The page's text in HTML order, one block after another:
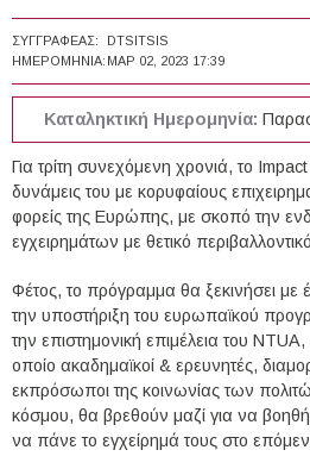
ΣΥΓΓΡΑΦΈΑΣ:
DTSITSIS
ΗΜΕΡΟΜΗΝΊΑ: ΜΑΡ 02, 2023 17:39
Καταληκτική Ημερομηνία:
Για τρίτη συνεχόμενη χρονιά, το
δυνάμεις του με κορυφαίους
φορείς της Ευρώπης, με σκοπό την
εγχειρημάτων με θετικό
Φέτος, το πρόγραμμα θα ξεκινήσει με
την υποστήριξη του ευρωπαϊκού
την επιστημονική επιμέλεια του
οποίο ακαδημαϊκοί & ερευνητές,
εκπρόσωποι της κοινωνίας των
κόσμου, θα βρεθούν μαζί για να
να πάνε το εγχείρημά τους στο